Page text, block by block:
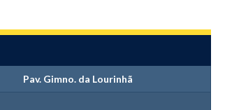
Pav. Gimno. da Lourinhã